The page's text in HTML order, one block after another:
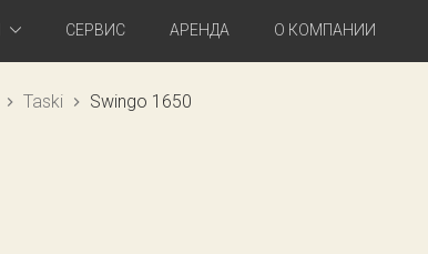
СЕРВИС АРЕНДА О КОМПАНИИ
Taski Swingo 1650